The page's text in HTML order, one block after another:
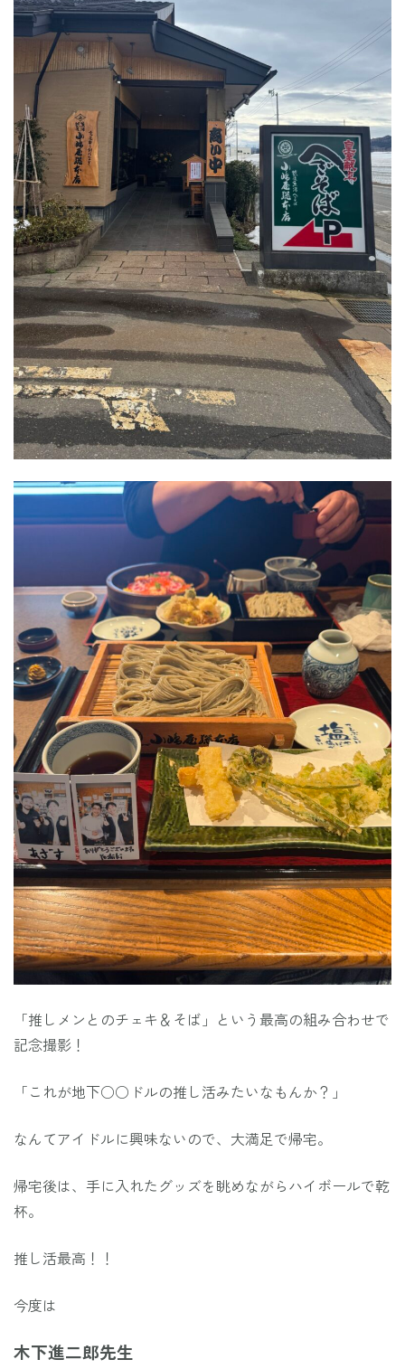
「推しメンとのチェキ＆そば」という最高の組み合わせで
記念撮影！
「これが地下○○ドルの推し活みたいなもんか？」
なんてアイドルに興味ないので、大満足で帰宅。
帰宅後は、手に入れたグッズを眺めながらハイボールで乾
杯。
推し活最高！！
今度は
木下進二郎先生
～